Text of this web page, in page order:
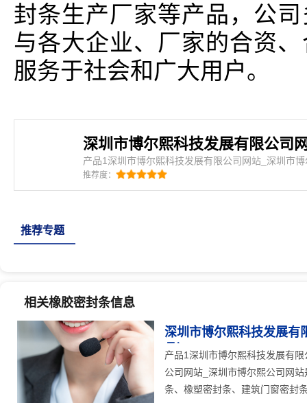
封条生产厂家等产品，公
与各大企业、厂家的合资
服务于社会和广大用户。
产品1深圳市博尔熙科技发展有限公司网站_深圳市
熙科技发展有限公司网站_深圳市博尔熙公司网站是
发泡条、汽车密封条、集装箱密封条、橡塑密封条
推荐度：
推荐专题
相关橡胶密封条信息
深圳市博尔熙科技发展有
品）
25人关注
产品1深圳市博尔熙科技发展有
公司网站_深圳市博尔熙公司网
条、橡塑密封条、建筑门窗密封